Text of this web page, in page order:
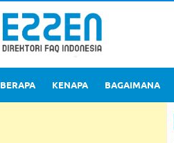
BERAPA KENAPA BAGAIMANA